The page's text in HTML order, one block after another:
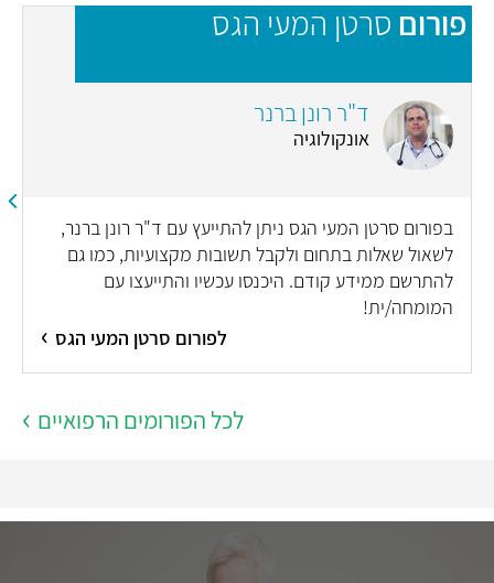
פורום סרטן המעי הגס
ד"ר רונן ברנר
אונקולוגיה
בפורום סרטן המעי הגס ניתן להתייעץ עם ד"ר רונן ברנר,
לשאול שאלות בתחום ולקבל תשובות מקצועיות, כמו גם
להתרשם ממידע קודם. היכנסו עכשיו והתייעצו עם
המומחה/ית!
לפורום סרטן המעי הגס
לכל הפורומים הרפואיים